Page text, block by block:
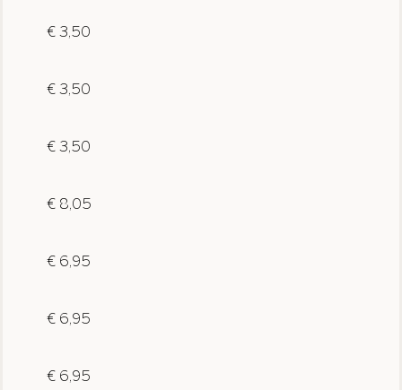
€ 3,50
€ 3,50
€ 3,50
€ 8,05
€ 6,95
€ 6,95
€ 6,95